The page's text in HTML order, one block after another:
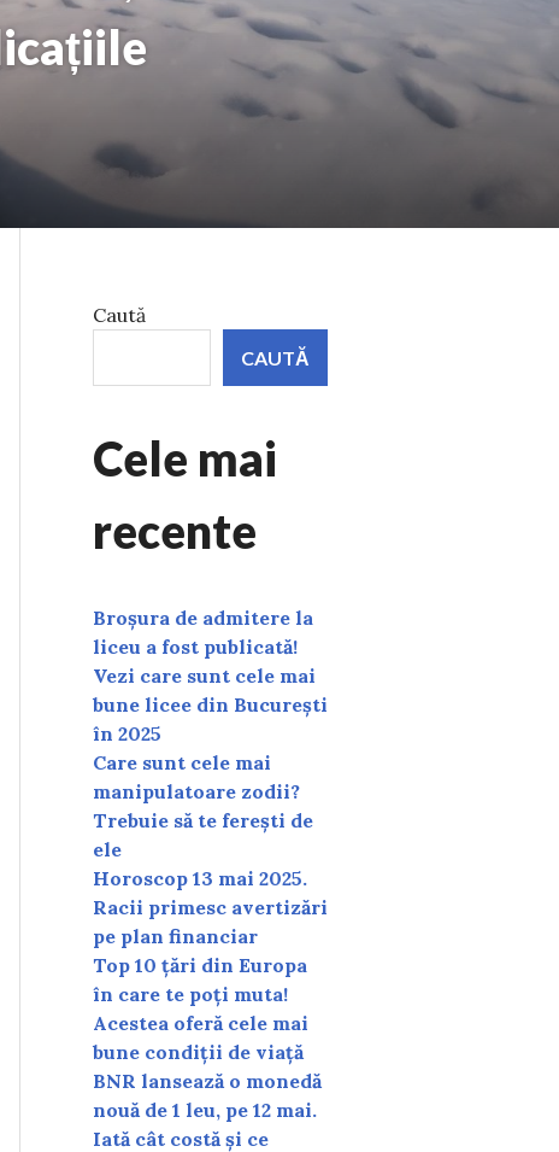
Caută
CAUTĂ
Cele mai
recente
Broșura de admitere la
liceu a fost publicată!
Vezi care sunt cele mai
bune licee din București
în 2025
Care sunt cele mai
manipulatoare zodii?
Trebuie să te ferești de
ele
Horoscop 13 mai 2025.
Racii primesc avertizări
pe plan financiar
Top 10 țări din Europa
în care te poți muta!
Acestea oferă cele mai
bune condiții de viață
BNR lansează o monedă
nouă de 1 leu, pe 12 mai.
Iată cât costă și ce